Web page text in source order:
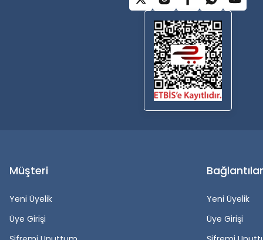
Müşteri
Yeni Üyelik
Üye Girişi
Bağlantılar
Yeni Üyelik
Üye Girişi